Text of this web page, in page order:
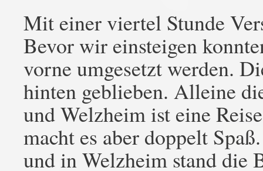
Mit einer viertel Stunde
Bevor wir einsteigen
vorne umgesetzt werden.
hinten geblieben. Alleine
und Welzheim ist eine
macht es aber doppelt
und in Welzheim stand die